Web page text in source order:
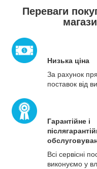
Переваги
Низька ціна
За рахунок
поставок від
Гарантійне і
Всі сервісні
виконуємо у